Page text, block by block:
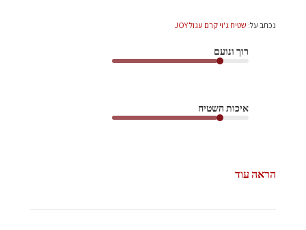
נכתב על: שטיח ג'וי קרם עגול JOY
רוך ונועם
איכות השטיח
הראה עוד